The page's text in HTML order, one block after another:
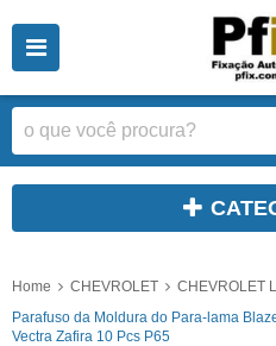
Home CHEVROLET
CHEVROLET
Parafuso da Moldura do Para-lama
Vectra Zafira 10 Pcs P65